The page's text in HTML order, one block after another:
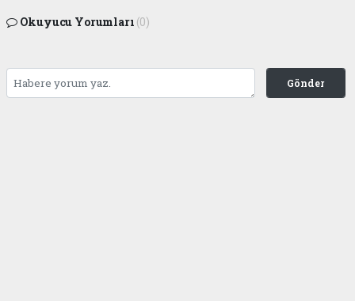
Okuyucu Yorumları (0)
Gönder